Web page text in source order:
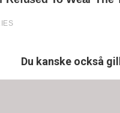
Du kanske också